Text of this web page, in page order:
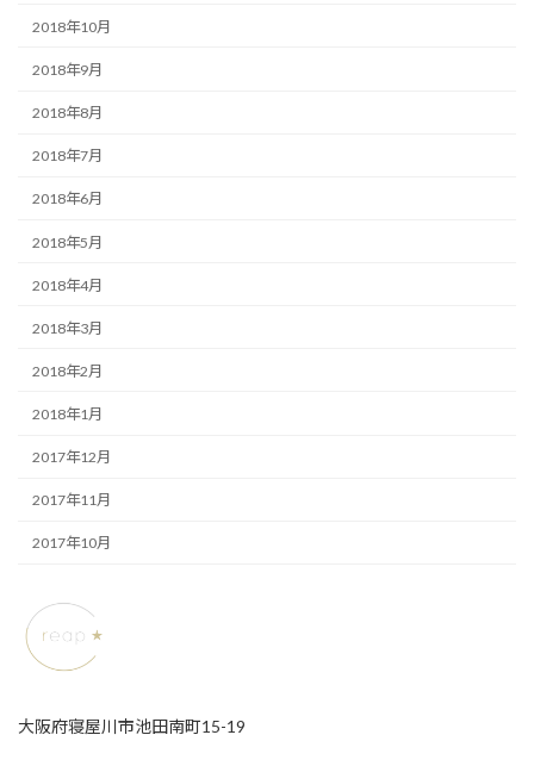
2018年10月
2018年9月
2018年8月
2018年7月
2018年6月
2018年5月
2018年4月
2018年3月
2018年2月
2018年1月
2017年12月
2017年11月
2017年10月
大阪府寝屋川市池田南町15-19